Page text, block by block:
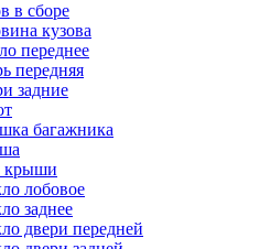
в сборе
кузова
переднее
передняя
задние
багажника
лобовое
заднее
двери передней